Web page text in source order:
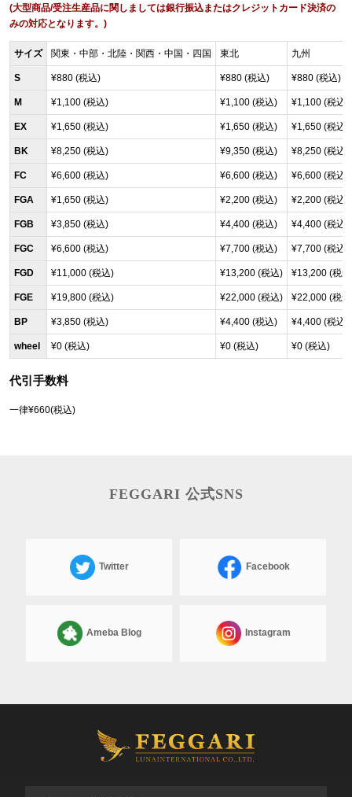
(大型商品/受注生産品に関しましては銀行振込またはクレジットカード決済の
みの対応となります。)
サイズ 関東・中部・北陸・関西・中国・四国 東北 九州
S ¥880 (税込) ¥880 (税込) ¥880 (税込)
M ¥1,100 (税込) ¥1,100 (税込) ¥1,100 (税込)
EX ¥1,650 (税込) ¥1,650 (税込) ¥1,650 (税込)
BK ¥8,250 (税込) ¥9,350 (税込) ¥8,250 (税込)
FC ¥6,600 (税込) ¥6,600 (税込) ¥6,600 (税込)
FGA ¥1,650 (税込) ¥2,200 (税込) ¥2,200 (税込)
FGB ¥3,850 (税込) ¥4,400 (税込) ¥4,400 (税込)
FGC ¥6,600 (税込) ¥7,700 (税込) ¥7,700 (税込)
FGD ¥11,000 (税込) ¥13,200 (税込) ¥13,200 (税
FGE ¥19,800 (税込) ¥22,000 (税込) ¥22,000 (税
BP ¥3,850 (税込) ¥4,400 (税込) ¥4,400 (税込)
wheel ¥0 (税込) ¥0 (税込) ¥0 (税込)
代引手数料
一律¥660(税込)
FEGGARI 公式SNS
Twitter Facebook
Ameba Blog Instagram